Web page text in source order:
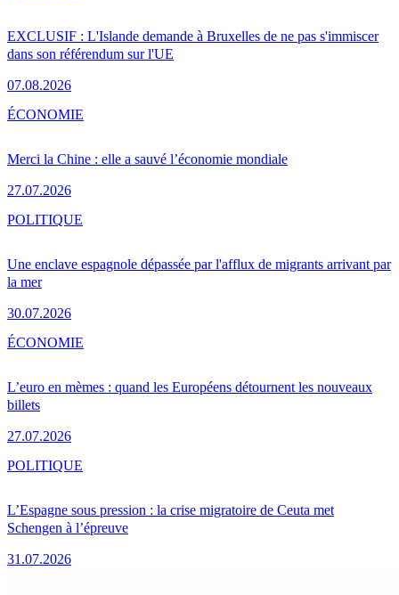
EXCLUSIF : L'Islande demande à Bruxelles de ne pas s'immiscer
dans son référendum sur l'UE
07.08.2026
Merci la Chine : elle a sauvé l’économie mondiale
27.07.2026
ÉCONOMIE
Une enclave espagnole dépassée par l'afflux de migrants arrivant par
la mer
30.07.2026
POLITIQUE
L’euro en mèmes : quand les Européens détournent les nouveaux
billets
27.07.2026
ÉCONOMIE
L’Espagne sous pression : la crise migratoire de Ceuta met
Schengen à l’épreuve
31.07.2026
POLITIQUE